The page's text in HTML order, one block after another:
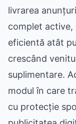
livrarea
complet
eficientă atât
crescând
suplimentare.
modul în care
cu protecție